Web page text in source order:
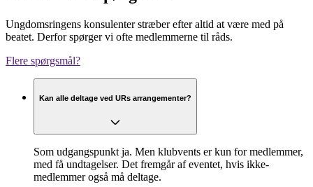
Ungdomsringens konsulenter stræber efter altid at være med på
beatet. Derfor spørger vi ofte medlemmerne til råds.
Flere spørgsmål?
Kan alle deltage ved URs arrangementer?
Som udgangspunkt ja. Men klubvents er kun for medlemmer,
med få undtagelser. Det fremgår af eventet, hvis ikke-
medlemmer også må deltage.